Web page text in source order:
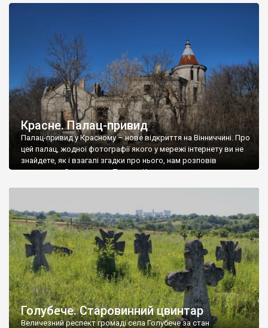
Красне. Палац-привид
Палац-привид у Красному – нове відкриття на Вінниччині. Про
цей палац, жодної фотографії якого у мережі інтернету ви не
знайдете, як і взагалі згадки про нього, нам розповів
мешканець Самгородка. Палац у Красному вразив не лише
Голубече. Старовинний цвинтар
Величезний респект громаді села Голубече за стан